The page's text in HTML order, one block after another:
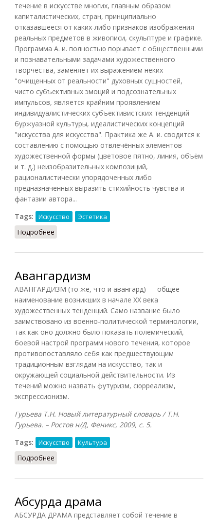
течение в искусстве многих, главным образом
капиталистических, стран, принципиально
отказавшееся от каких-либо признаков изображения
реальных предметов в живописи, скульптуре и графике.
Программа А. и. полностью порывает с общественными
и познавательными задачами художественного
творчества, заменяет их выражением неких
"очищенных от реальности" духовных сущностей,
чисто субъективных эмоций и подсознательных
импульсов, является крайним проявлением
индивидуалистических субъективистских тенденций
буржуазной культуры, идеалистических концепций
"искусства для искусства". Практика же А. и. сводится к
составлению с помощью отвлечённых элементов
художественной формы (цветовое пятно, линия, объём
и т. д.) неизобразительных композиций,
рационалистически упорядоченных либо
предназначенных выразить стихийность чувства и
фантазии автора...
Tags:
Искусство Эстетика
Подробнее
Авангардизм
АВАНГАРДИЗМ (то же, что и авангард) — общее
наименование возникших в начале XX века
художественных тенденций. Само название было
заимствовано из военно-политической терминологии,
так как оно должно было показать полемический,
боевой настрой программ нового течения, которое
противопоставляло себя как предшествующим
традиционным взглядам на искусство, так и
окружающей социальной действительности. Из
течений можно назвать футуризм, сюрреализм,
экспрессионизм.
Гурьева Т.Н. Новый литературный словарь / Т.Н.
Гурьева. – Ростов н/Д, Феникс, 2009, с. 5.
Tags:
Искусство Культура
Подробнее
Абсурда драма
АБСУРДА ДРАМА представляет собой течение в